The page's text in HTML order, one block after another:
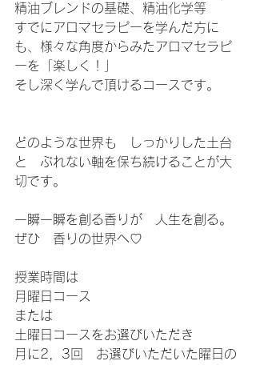
精油ブレンドの基礎、精油化学等
すでにアロマセラピーを学んだ方に
も、様々な角度からみたアロマセラピ
ーを「楽しく！」
そし深く学んで頂けるコースです。
どのような世界も　しっかりした土台
と　ぶれない軸を保ち続けることが大
切です。
一瞬一瞬を創る香りが　人生を創る。
ぜひ　香りの世界へ♡
授業時間は
月曜日コース
または
土曜日コースをお選びいただき
月に2，3回　お選びいただいた曜日の